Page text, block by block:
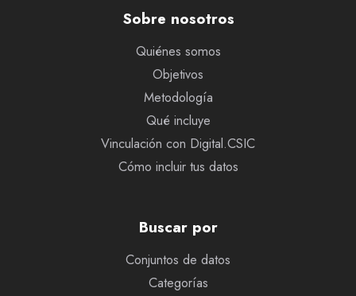
Sobre nosotros
Quiénes somos
Objetivos
Metodología
Qué incluye
Vinculación con Digital.CSIC
Cómo incluir tus datos
Buscar por
Conjuntos de datos
Categorías